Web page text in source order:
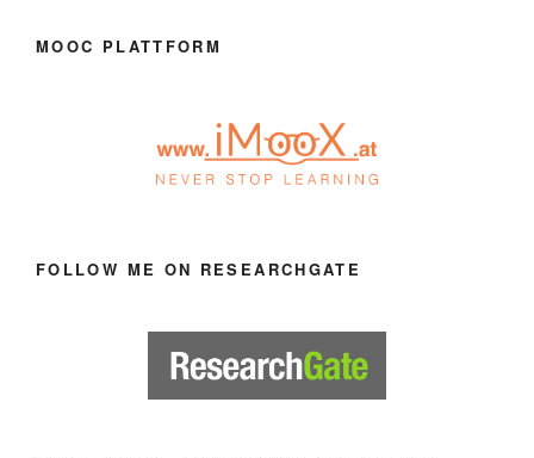
MOOC PLATTFORM
FOLLOW ME ON RESEARCHGATE